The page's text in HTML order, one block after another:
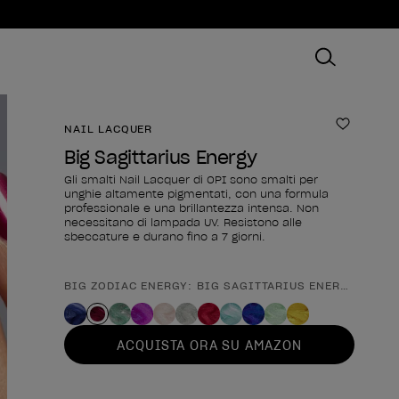
NAIL LACQUER
Big Sagittarius Energy
Gli smalti Nail Lacquer di OPI sono smalti per
unghie altamente pigmentati, con una formula
professionale e una brillantezza intensa. Non
necessitano di lampada UV. Resistono alle
sbeccature e durano fino a 7 giorni.
Forma del prodotto
BIG ZODIAC ENERGY: BIG SAGITTARIUS ENERGY
ACQUISTA ORA SU AMAZON